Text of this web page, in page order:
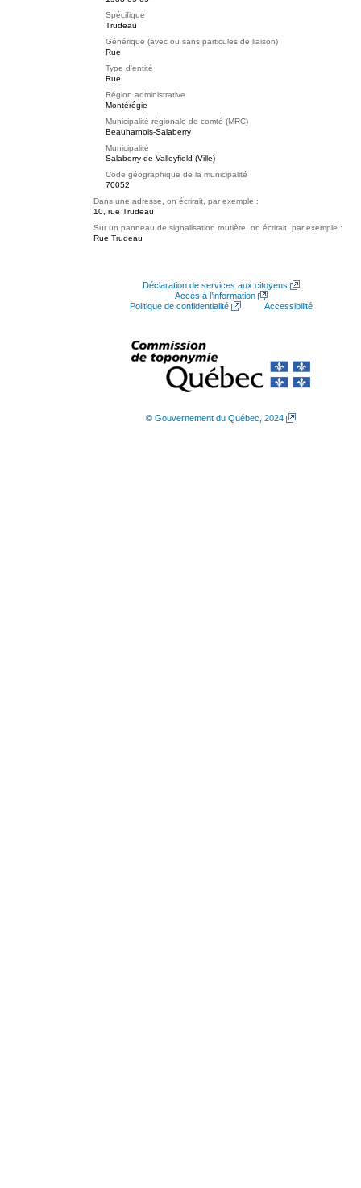
Spécifique
Trudeau
Générique (avec ou sans particules de liaison)
Rue
Type d'entité
Rue
Région administrative
Montérégie
Municipalité régionale de comté (MRC)
Beauharnois-Salaberry
Municipalité
Salaberry-de-Valleyfield (Ville)
Code géographique de la municipalité
70052
Dans une adresse, on écrirait, par exemple :
10, rue Trudeau
Sur un panneau de signalisation routière, on écrirait, par exemple :
Rue Trudeau
Déclaration de services aux citoyens
Accès à l’information
Politique de confidentialité
Accessibilité
© Gouvernement du Québec, 2024